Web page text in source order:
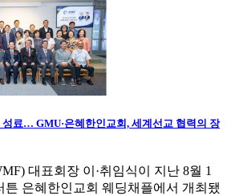
료… GMU·은혜한인교회, 세계선교 협력의 장
대표회장 이·취임식이 지난 8월 1
튼 은혜한인교회 웨딩채플에서 개최됐